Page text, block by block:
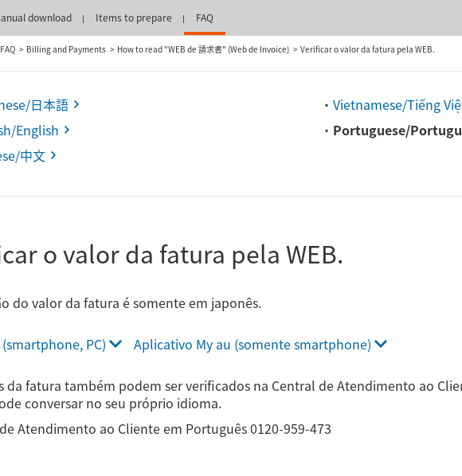
download Items to prepare FAQ
FAQ Billing and Payments How to read "WEB de 請求書" (Web de Invoice) Verificar o valor da fatura pela WEB.
日本語
English
中文
・Vietnamese/Tiếng
・ Portuguese/
o valor da fatura pela WEB.
do valor da fatura é somente em japonês.
(smartphone, PC) Aplicativo My au (somente smartphone)
da fatura também podem ser verificados na Central de Atendimento ao
conversar no seu próprio idioma.
Atendimento ao Cliente em Português 0120-959-473